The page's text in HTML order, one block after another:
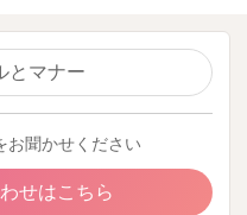
とマナー
お聞かせください
せはこちら